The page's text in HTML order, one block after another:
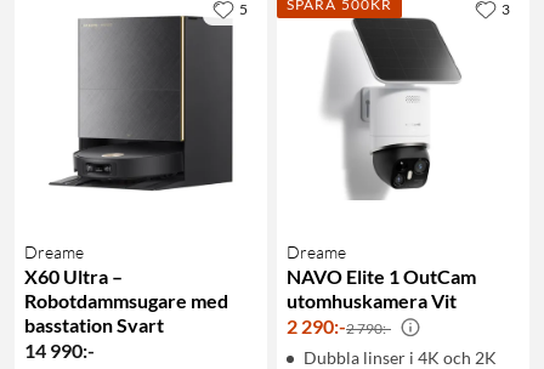
Dreame
X60 Ultra –
Robotdammsugare med
basstation Svart
14 990:-
5 SPARA 500KR
Dreame
NAVO Elite 1 OutCam
utomhuskamera Vit
2 290:-2 790:-
Dubbla linser i 4K och 2K
3